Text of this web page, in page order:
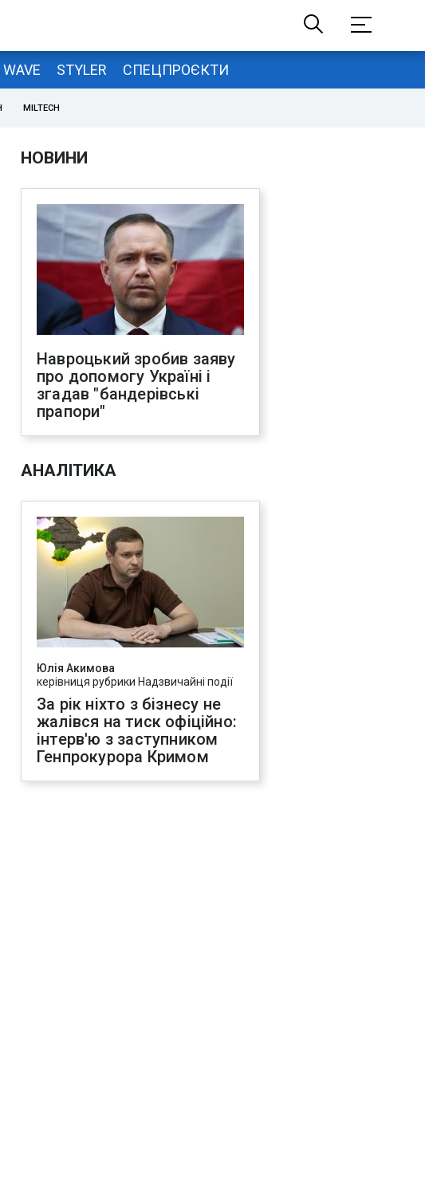
WAVE STYLER СПЕЦПРОЄКТИ
MILTECH
НОВИНИ
Навроцький зробив заяву
про допомогу Україні і
згадав "бандерівські
прапори"
АНАЛІТИКА
Юлія Акимова
керівниця рубрики Надзвичайні події
За рік ніхто з бізнесу не
жалівся на тиск офіційно:
інтерв'ю з заступником
Генпрокурора Кримом